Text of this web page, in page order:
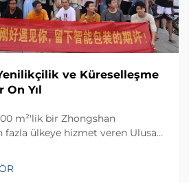
ve Küreselleşme
On Yıl
m²'lik bir Zhongshan
fazla ülkeye hizmet veren Ulusal
küresel OEM/ODM